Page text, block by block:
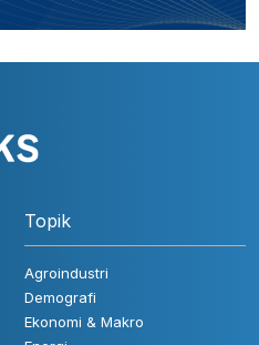
Topik
Agroindustri
Demografi
Ekonomi & Makro